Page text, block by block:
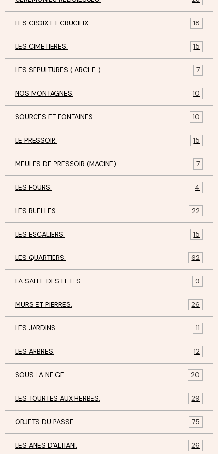
LES CROIX ET CRUCIFIX. 18
LES CIMETIERES. 15
LES SEPULTURES ( ARCHE ). 7
NOS MONTAGNES. 10
SOURCES ET FONTAINES. 10
LE PRESSOIR. 15
MEULES DE PRESSOIR (MACINE). 7
LES FOURS. 4
LES RUELLES. 22
LES ESCALIERS. 15
LES QUARTIERS. 62
LA SALLE DES FETES. 9
MURS ET PIERRES. 26
LES JARDINS. 11
LES ARBRES. 12
SOUS LA NEIGE. 20
LES TOURTES AUX HERBES. 29
OBJETS DU PASSE. 75
LES ANES D'ALTIANI. 26